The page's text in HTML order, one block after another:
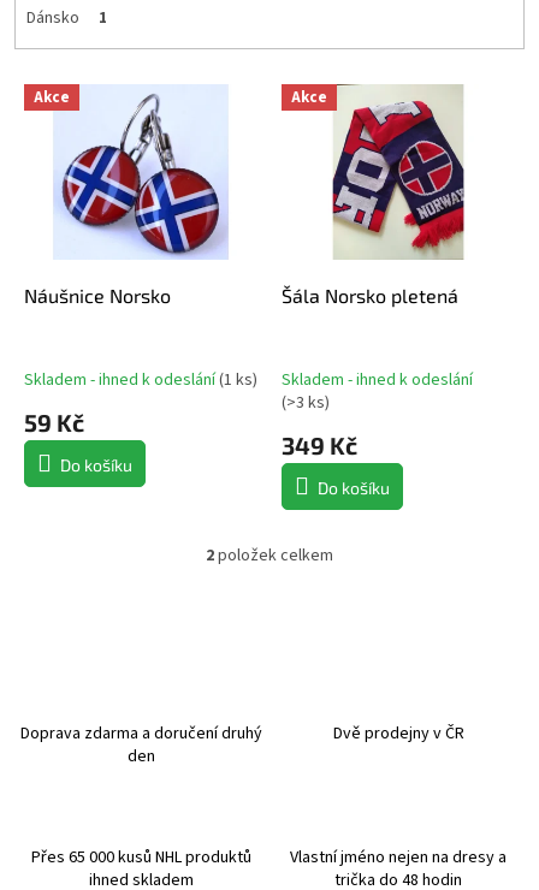
Dánsko 1
V Akce
Náušnice Norsko
Skladem - ihned k odeslání(1 ks)
59 Kč
Do košíku
Akce
Šála Norsko pletená
Skladem - ihned k odeslání
(>3 ks)
349 Kč
Do košíku
O
2položek celkem
Doprava zdarma a doručení druhý
den
Dvě prodejny v ČR
Přes 65 000 kusů NHL produktů
ihned skladem
Vlastní jméno nejen na dresy a
trička do 48 hodin